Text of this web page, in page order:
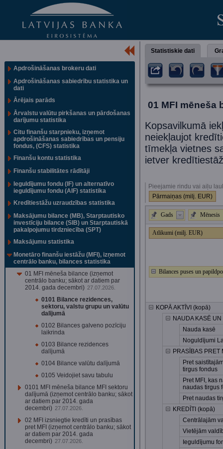
Apdrošināšanas brokeru dati
Apdrošināšanas sabiedrību statistika un
dati
Ārējais parāds
Ārvalstu valūtu pirkšanas un pārdošanas
darījumu statistika
Citu finanšu starpnieku, izņemot
apdrošināšanas sabiedrības un pensiju
fondus, (CFS) statistika
Finanšu kontu statistika
Finanšu stabilitātes rādītāji
Ieguldījumu fondu (IF) un alternatīvo
ieguldījumu fondu (AIF) statistika
Kredītiestāžu uzraudzības statistika
Maksājumu bilance (MB), Starptautisko
investīciju bilance (SIB) un Starptautiskā
pakalpojumu tirdzniecība (SPT)
Maksājumu statistika
Monetāro finanšu iestāžu (MFI), izņemot
centrālo banku, bilances statistika
01 MFI mēneša bilance (izņemot
centrālo banku; sākot ar datiem par
2014. gada decembri) 27.07.2026.
0101 Bilance rezidences,
sektoru, valstu grupu un valūtu
dalījumā
0102 Bilances galveno pozīciju
laikrinda
0103 Bilance rezidences
dalījumā
0104 Bilance valūtu dalījumā
0105 Veidojiet savu tabulu
0101 MFI mēneša bilance MFI sektoru
dalījumā (izņemot centrālo banku; sākot
ar datiem par 2014. gada
decembri) 27.07.2026.
02 MFI izsniegtie kredīti un prasības
pret MFI (izņemot centrālo banku; sākot
ar datiem par 2014. gada
decembri) 27.07.2026.
Statistiskie dati
01 MFI mēneša
Kopsavilkumā
neiekļaujot
tīmekļa vietnes
ietver
Pieejamie rindu vai aiļu
Pārmaiņas (milj. EUR)
Gads Mēnesis
Atlikumi (milj. EUR)
Bilances puses un
KOPĀ AKTĪVI (kopā)
NAUDA KASĒ
Nauda kasē
Noguldījumi
PRASĪBAS PRET
Pret
tirgus fondus
Pret MFI, kas
naudas tirgus
Pret naudas
KREDĪTI (kopā)
Centrālajām
Vietējām
Ieguldījumu